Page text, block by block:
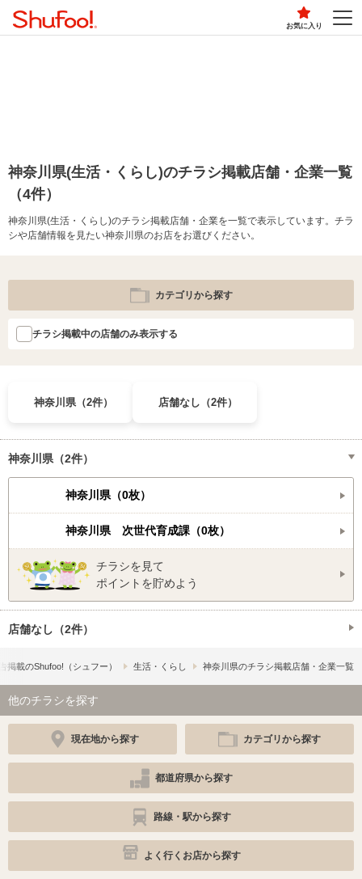
お気に入り
神奈川県(生活・くらし)のチラシ掲載店舗・企業一覧
（4件）
神奈川県(生活・くらし)のチラシ掲載店舗・企業を一覧で表示しています。チラ
シや店舗情報を見たい神奈川県のお店をお選びください。
カテゴリから探す
チラシ掲載中の店舗のみ表示する
神奈川県（2件） 店舗なし（2件）
神奈川県（2件）
神奈川県（0枚）
神奈川県 次世代育成課（0枚）
チラシを見て
ポイントを貯めよう
店舗なし（2件）
掲載の​Shufoo!​（シュフー） 生活・くらし 神奈川県のチラシ掲載店舗・企業一覧
他のチラシを探す
現在地から探す カテゴリから探す
都道府県から探す
路線・駅から探す
よく行くお店から探す